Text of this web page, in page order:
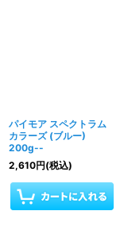
パイモア スペクトラム
カラーズ (ブルー)
200g--
2,610円(税込)